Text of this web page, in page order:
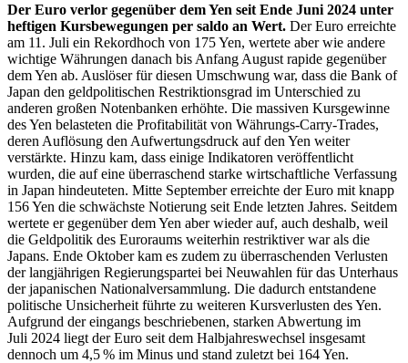
Der Euro verlor gegenüber dem Yen seit Ende Juni 2024 unter
heftigen Kursbewegungen per saldo an Wert. Der Euro erreichte
am 11. Juli ein Rekordhoch von 175 Yen, wertete aber wie andere
wichtige Währungen danach bis Anfang August rapide gegenüber
dem Yen ab. Auslöser für diesen Umschwung war, dass die Bank of
Japan den geldpolitischen Restriktionsgrad im Unterschied zu
anderen großen Notenbanken erhöhte. Die massiven Kursgewinne
des Yen belasteten die Profitabilität von Währungs-Carry-Trades,
deren Auflösung den Aufwertungsdruck auf den Yen weiter
verstärkte. Hinzu kam, dass einige Indikatoren veröffentlicht
wurden, die auf eine überraschend starke wirtschaftliche Verfassung
in Japan hindeuteten. Mitte September erreichte der Euro mit knapp
156 Yen die schwächste Notierung seit Ende letzten Jahres. Seitdem
wertete er gegenüber dem Yen aber wieder auf, auch deshalb, weil
die Geldpolitik des Euroraums weiterhin restriktiver war als die
Japans. Ende Oktober kam es zudem zu überraschenden Verlusten
der langjährigen Regierungspartei bei Neuwahlen für das Unterhaus
der japanischen Nationalversammlung. Die dadurch entstandene
politische Unsicherheit führte zu weiteren Kursverlusten des Yen.
Aufgrund der eingangs beschriebenen, starken Abwertung im
Juli 2024 liegt der Euro seit dem Halbjahreswechsel insgesamt
dennoch um 4,5 % im Minus und stand zuletzt bei 164 Yen.